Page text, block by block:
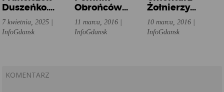
Duszeńko.
Ołowiane Łzy
7 kwietnia, 2025 |
InfoGdansk
Obrońców
Wybrzeża
11 marca, 2016 |
InfoGdansk
Żołnierzy
Francuskich
10 marca, 2016 |
InfoGdansk